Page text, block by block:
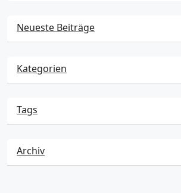
Neueste Beiträge
Kategorien
Tags
Archiv